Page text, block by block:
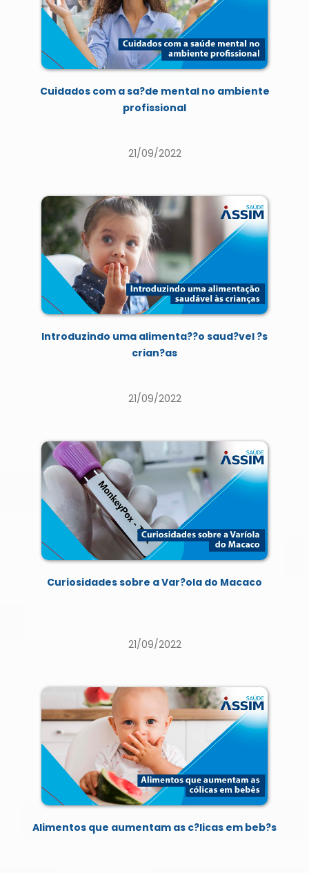
Cuidados com a sa?de mental no ambiente
profissional
21/09/2022
Introduzindo uma alimenta??o saud?vel ?s
crian?as
21/09/2022
Curiosidades sobre a Var?ola do Macaco
21/09/2022
Alimentos que aumentam as c?licas em beb?s